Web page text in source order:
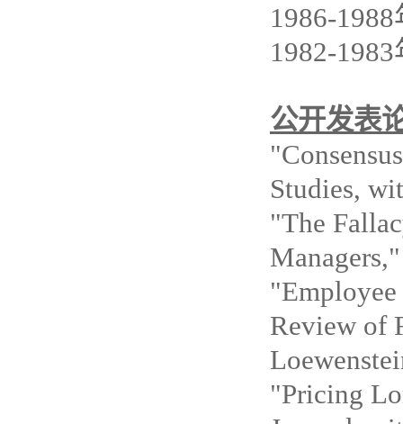
1986-
1982-
公开发表
Studies,
"The
Review of
"Pricing